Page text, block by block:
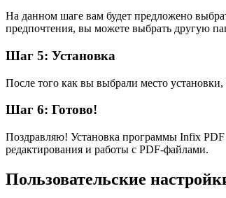
На данном шаге вам будет предложено
предпочтения, вы можете выбрать другую
Шаг 5: Установка
После того как вы выбрали место
Шаг 6: Готово!
Поздравляю! Установка программы Infix PDF
редактирования и работы с PDF-файлами.
Пользовательские